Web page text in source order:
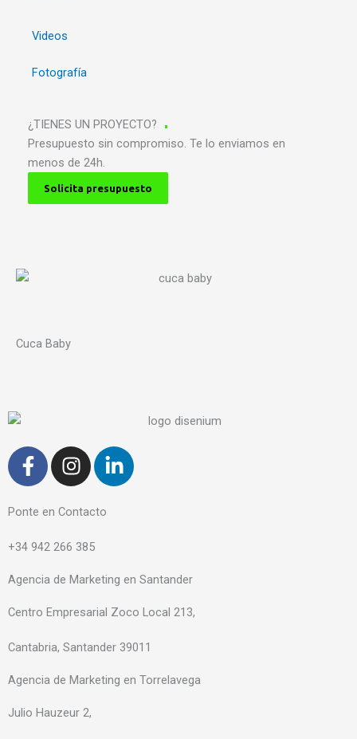
Videos
Fotografía
¿TIENES UN PROYECTO?
Presupuesto sin compromiso. Te lo enviamos en
menos de 24h.
Solicita presupuesto
Cuca Baby
F
a
e
o
o
-
I
n
t
g
r
m
L
i
i
-
n
Ponte en Contacto
+34 942 266 385
Agencia de Marketing en Santander
Centro Empresarial Zoco Local 213,
Cantabria, Santander 39011
Agencia de Marketing en Torrelavega
Julio Hauzeur 2,